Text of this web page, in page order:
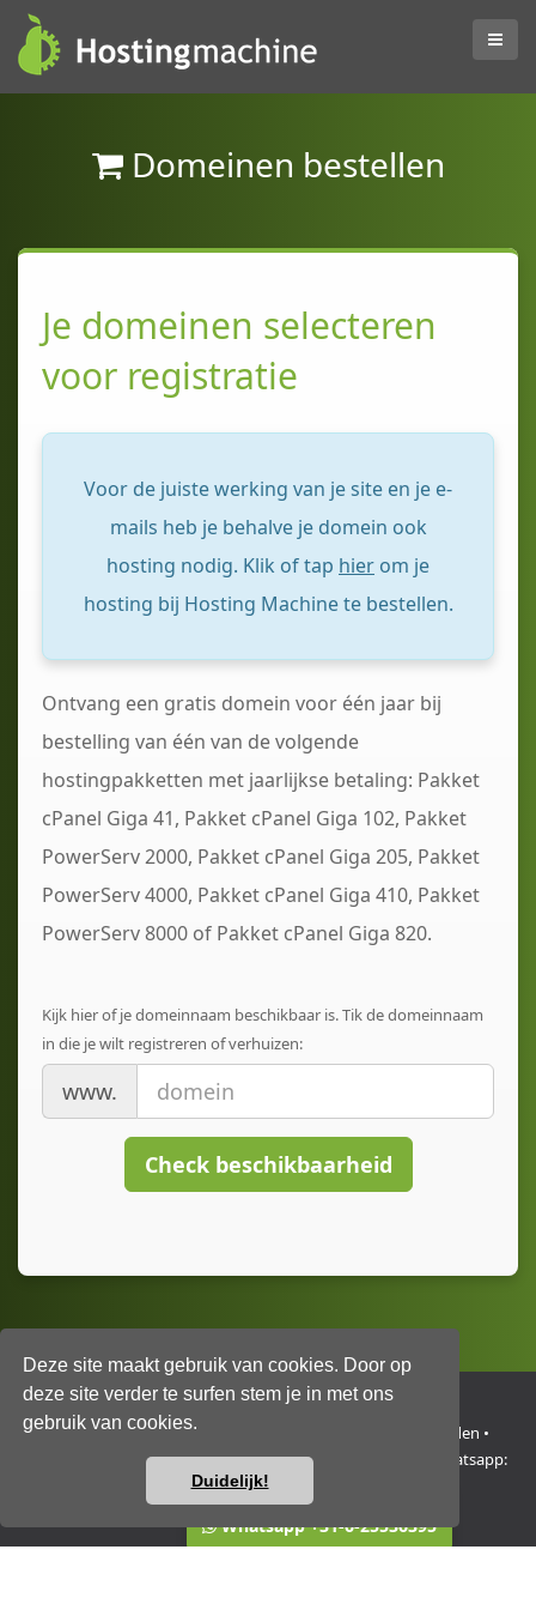
Deze site maakt gebruik van cookies. Door op
deze site verder te surfen stem je in met ons
gebruik van cookies.
Duidelijk!
Domeinen bestellen
Je domeinen selecteren
voor registratie
Voor de juiste werking van je site en je e-
mails heb je behalve je domein ook
hosting nodig. Klik of tap hier om je
hosting bij Hosting Machine te bestellen.
Ontvang een gratis domein voor één jaar bij
bestelling van één van de volgende
hostingpakketten met jaarlijkse betaling: Pakket
cPanel Giga 41, Pakket cPanel Giga 102, Pakket
PowerServ 2000, Pakket cPanel Giga 205, Pakket
PowerServ 4000, Pakket cPanel Giga 410, Pakket
PowerServ 8000 of Pakket cPanel Giga 820.
Kijk hier of je domeinnaam beschikbaar is. Tik de domeinnaam
in die je wilt registreren of verhuizen:
www.
Check beschikbaarheid
NH Group Europe B.V. • Trasmolenlaan 12 • 3447 GZ Woerden •
Nederland • KvK 76534014 • BTW/VAT NL860662329B01 • Whatsapp:
+31-6-2553-6395
Vragen of hulp nodig?
Whatsapp +31-6-25536395